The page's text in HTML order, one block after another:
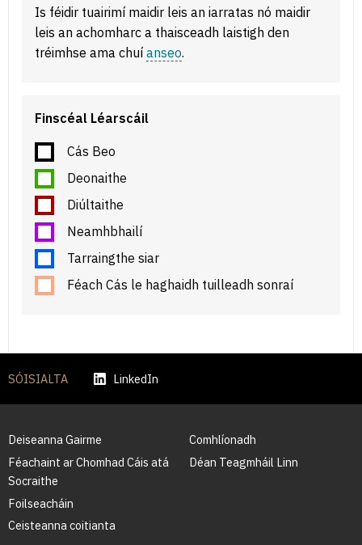
Is féidir tuairimí maidir leis an iarratas nó maidir
leis an achomharc a thaisceadh laistigh den
tréimhse ama chuí anseo.
Finscéal Léarscáil
Cás Beo
Deonaithe
Diúltaithe
Neamhbhailí
Tarraingthe siar
Féach Cás le haghaidh tuilleadh sonraí
SÓISIALTA LinkedIn
Deiseanna Gairme
Féachaint ar Chomhad Cáis atá
Socraithe
Foilseacháin
Ceisteanna coitianta
Comhlíonadh
Déan Teagmháil Linn